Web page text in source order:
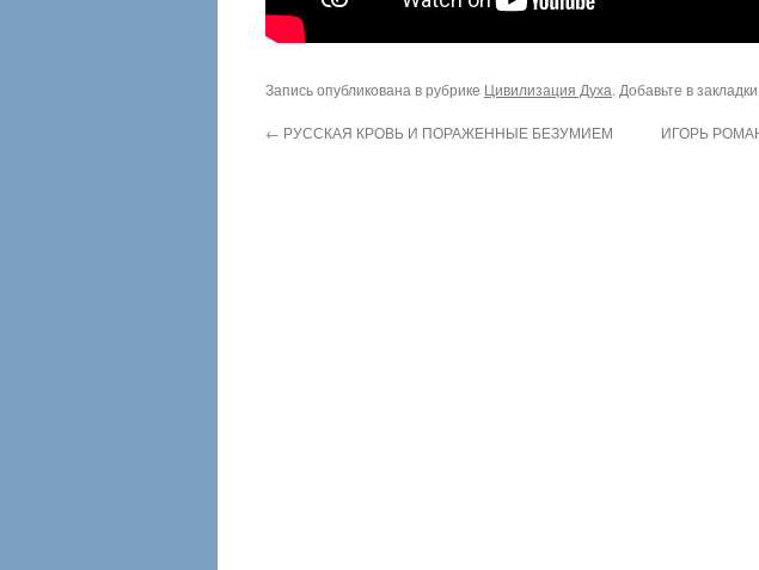
Запись опубликована в рубрике Цивилизация Духа. Добавьте в закладки
← РУССКАЯ КРОВЬ И ПОРАЖЕННЫЕ БЕЗУМИЕМ ИГОРЬ